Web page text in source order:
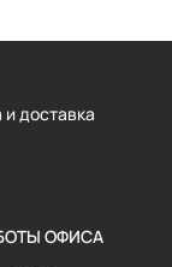
доставка
ОФИСА